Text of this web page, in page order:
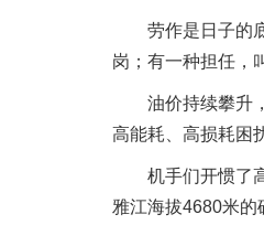
劳作是日子的底
岗；有一种担任，
油价持续攀升，
高能耗、高损耗困
机手们开惯了高
雅江海拔4680米的